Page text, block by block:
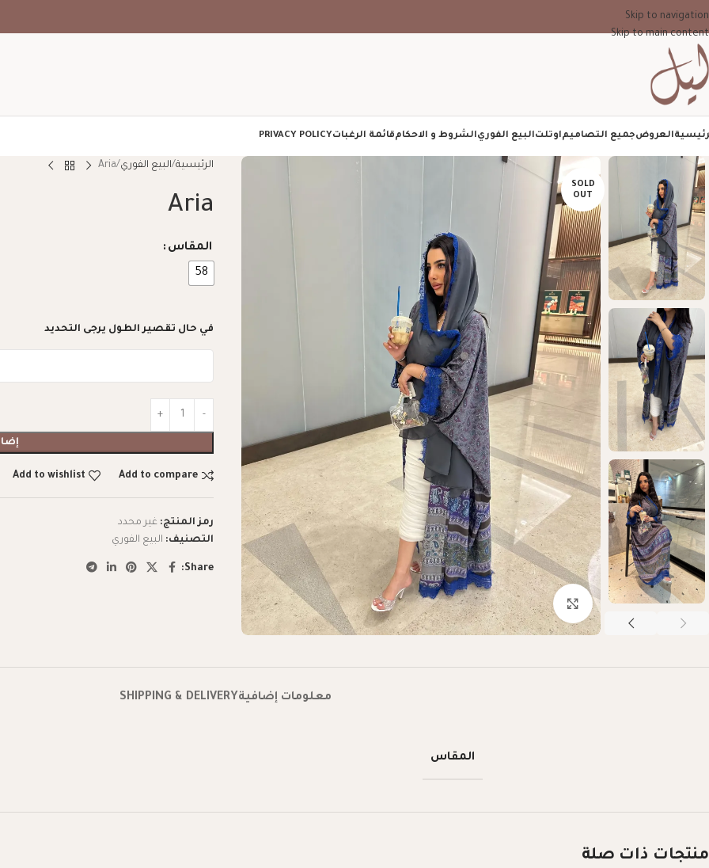
Skip to navigation
Skip to main content
العروضجميع التصاميماوتلتالبيع الفوريالشروط و الاحكامقائمة الرغباتPRIVACY POLICY
SOLD
OUT
Click to enlarge
الرئيسية البيع الفوري Aria
Aria
المقاس
58
في حال تقصير الطول يرجى التحديد
Add to compare
Add to wishlist
رمز المنتج: غير محدد
التصنيف: البيع الفوري
Share:
معلومات إضافيةSHIPPING & DELIVERY
المقاس
منتجات ذات صلة